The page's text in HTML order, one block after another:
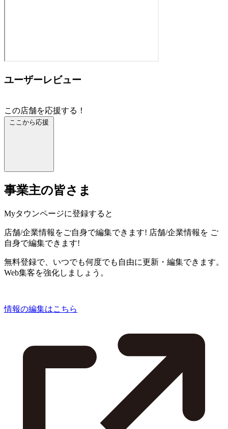
ユーザーレビュー
この店舗を応援する！
ここから応援
事業主の皆さま
Myタウンページに登録すると
店舗/企業情報をご自身で編集できます! 店舗/企業情報を ご
自身で編集できます!
無料登録で、いつでも何度でも自由に更新・編集できます。
Web集客を強化しましょう。
情報の編集はこちら